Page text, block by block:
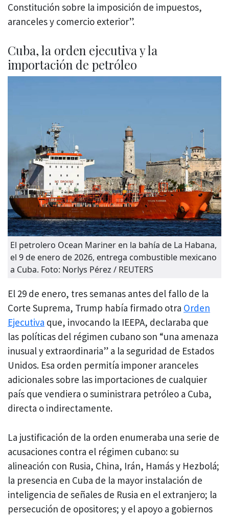
Constitución sobre la imposición de impuestos,
aranceles y comercio exterior”.
Cuba, la orden ejecutiva y la
importación de petróleo
El petrolero Ocean Mariner en la bahía de La Habana,
el 9 de enero de 2026, entrega combustible mexicano
a Cuba. Foto: Norlys Pérez / REUTERS
El 29 de enero, tres semanas antes del fallo de la
Corte Suprema, Trump había firmado otra Orden
Ejecutiva que, invocando la IEEPA, declaraba que
las políticas del régimen cubano son “una amenaza
inusual y extraordinaria” a la seguridad de Estados
Unidos. Esa orden permitía imponer aranceles
adicionales sobre las importaciones de cualquier
país que vendiera o suministrara petróleo a Cuba,
directa o indirectamente.
La justificación de la orden enumeraba una serie de
acusaciones contra el régimen cubano: su
alineación con Rusia, China, Irán, Hamás y Hezbolá;
la presencia en Cuba de la mayor instalación de
inteligencia de señales de Rusia en el extranjero; la
persecución de opositores; y el apoyo a gobiernos